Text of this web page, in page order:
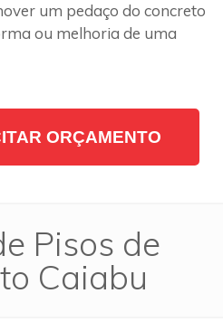
um pedaço do concreto
ou melhoria de uma
ORÇAMENTO
Pisos de
Caiabu